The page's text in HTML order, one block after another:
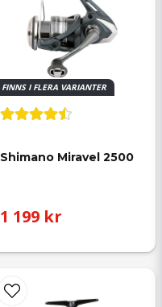
FINNS I FLERA VARIANTER
Shimano Miravel 2500
1 199 kr